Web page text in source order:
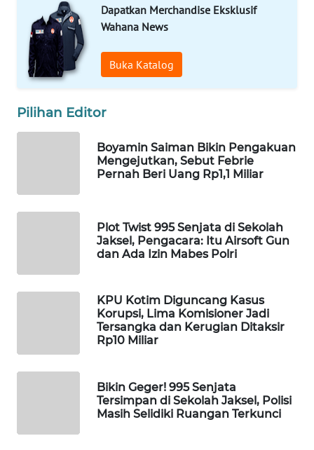
Dapatkan Merchandise Eksklusif
Wahana News
Buka Katalog
Pilihan Editor
Boyamin Saiman Bikin Pengakuan
Mengejutkan, Sebut Febrie
Pernah Beri Uang Rp1,1 Miliar
Plot Twist 995 Senjata di Sekolah
Jaksel, Pengacara: Itu Airsoft Gun
dan Ada Izin Mabes Polri
KPU Kotim Diguncang Kasus
Korupsi, Lima Komisioner Jadi
Tersangka dan Kerugian Ditaksir
Rp10 Miliar
Bikin Geger! 995 Senjata
Tersimpan di Sekolah Jaksel, Polisi
Masih Selidiki Ruangan Terkunci
PORTAL
KONSUMEN
FORWAMKI
TAMBANG
NEWS
SIBARAGAS
NEWS